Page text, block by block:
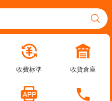
收費标準 收貨倉庫